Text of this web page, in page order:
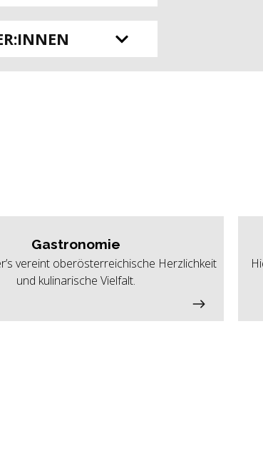
Gastronomie
vereint oberösterreichische Herzlichkeit
und kulinarische Vielfalt.